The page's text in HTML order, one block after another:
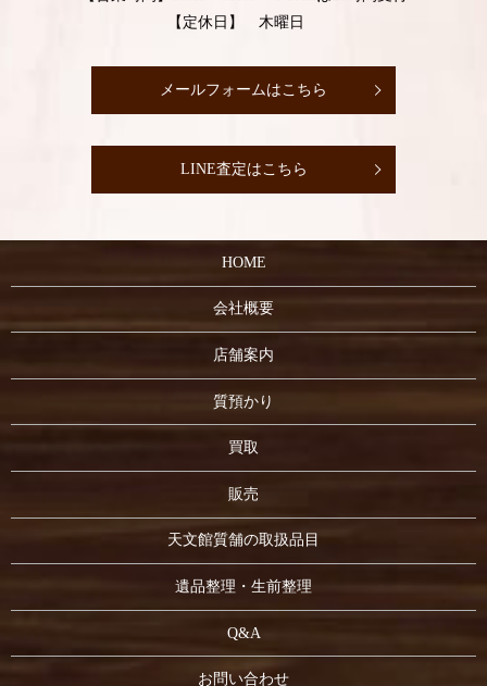
【定休日】 木曜日
メールフォームはこちら
LINE査定はこちら
HOME
会社概要
店舗案内
質預かり
買取
販売
天文館質舗の取扱品目
遺品整理・生前整理
Q&A
お問い合わせ